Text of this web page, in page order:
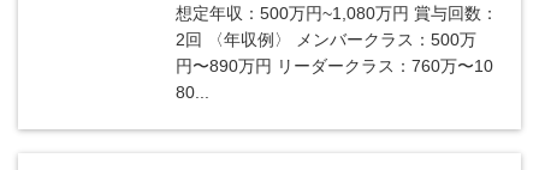
想定年収：500万円~1,080万円 賞与回数：
2回 〈年収例〉 メンバークラス：500万
円〜890万円 リーダークラス：760万〜10
80...